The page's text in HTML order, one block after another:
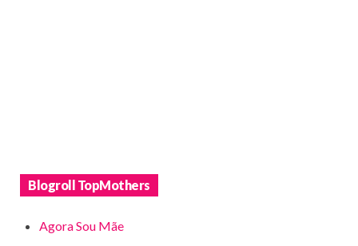
Blogroll TopMothers
Agora Sou Mãe